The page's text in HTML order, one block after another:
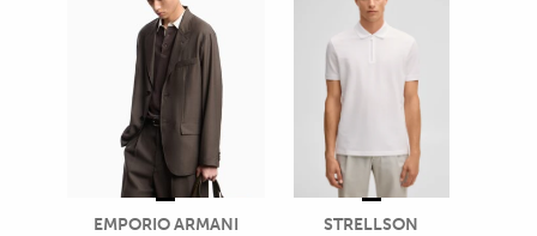
EMPORIO ARMANI STRELLSON